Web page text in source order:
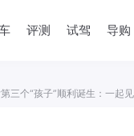
评测 试驾 导购
三个“孩子”顺利诞生：一起